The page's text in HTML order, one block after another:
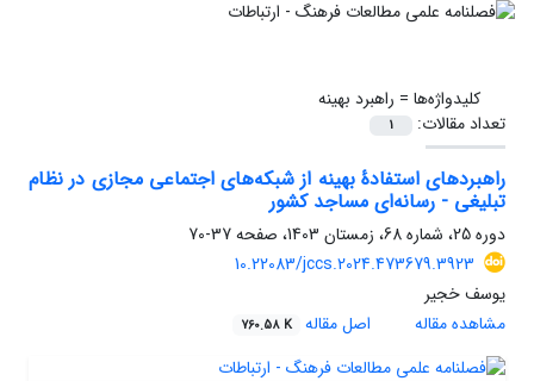
کلیدواژه‌ها = راهبرد بهینه
تعداد مقالات:
1
راهبردهای استفادۀ بهینه از شبکه‌های اجتماعی مجازی در نظام
تبلیغی - رسانه‌ای مساجد کشور
دوره 25، شماره 68، زمستان 1403، صفحه
37-70
10.22083/jccs.2024.473679.3923
یوسف خجیر
مشاهده مقاله
اصل مقاله 760.58 K